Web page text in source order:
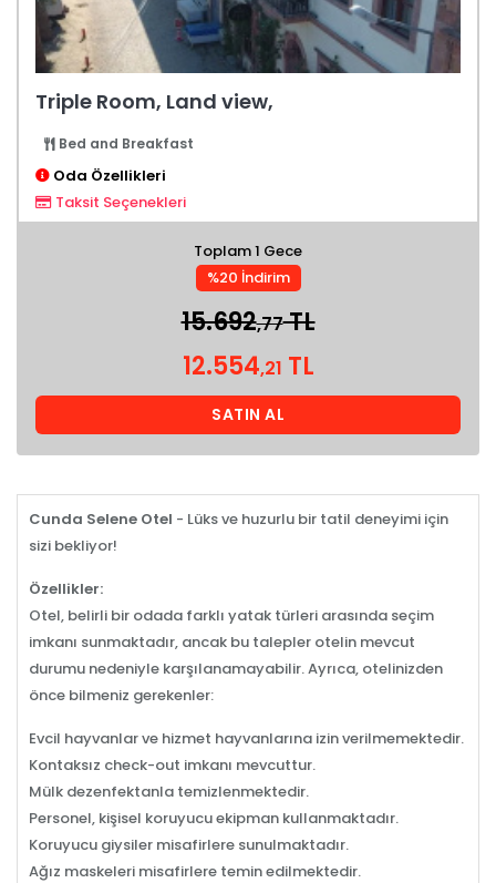
Triple Room, Land view,
Bed and Breakfast
Oda Özellikleri
Taksit Seçenekleri
Toplam 1 Gece
%20 İndirim
15.692,77TL
12.554,21 TL
SATIN AL
Cunda Selene Otel - Lüks ve huzurlu bir tatil deneyimi için
sizi bekliyor!
Özellikler:
Otel, belirli bir odada farklı yatak türleri arasında seçim
imkanı sunmaktadır, ancak bu talepler otelin mevcut
durumu nedeniyle karşılanamayabilir. Ayrıca, otelinizden
önce bilmeniz gerekenler:
Evcil hayvanlar ve hizmet hayvanlarına izin verilmemektedir.
Kontaksız check-out imkanı mevcuttur.
Mülk dezenfektanla temizlenmektedir.
Personel, kişisel koruyucu ekipman kullanmaktadır.
Koruyucu giysiler misafirlere sunulmaktadır.
Ağız maskeleri misafirlere temin edilmektedir.